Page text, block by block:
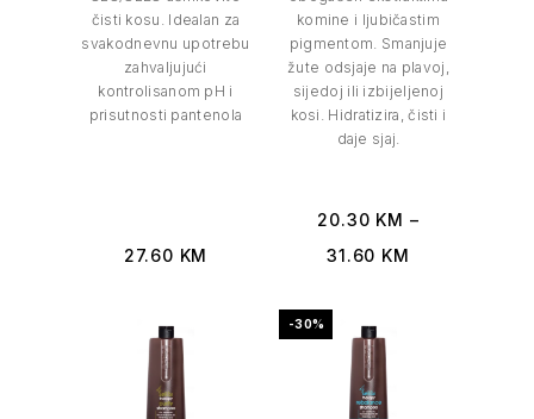
čisti kosu. Idealan za
svakodnevnu upotrebu
zahvaljujući
kontrolisanom pH i
prisutnosti pantenola
27.60 KM
komine i ljubičastim
pigmentom. Smanjuje
žute odsjaje na plavoj,
sijedoj ili izbijeljenoj
kosi. Hidratizira, čisti i
daje sjaj.
20.30 KM –
31.60 KM
-30%